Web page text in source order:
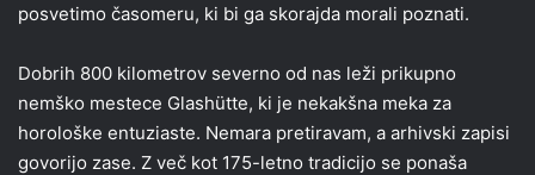
posvetimo časomeru, ki bi ga skorajda morali poznati.
Dobrih 800 kilometrov severno od nas leži prikupno
nemško mestece Glashütte, ki je nekakšna meka za
horološke entuziaste. Nemara pretiravam, a arhivski zapisi
govorijo zase. Z več kot 175-letno tradicijo se ponaša